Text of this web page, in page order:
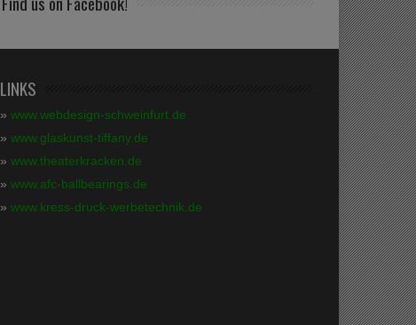
LINKS
» www.webdesign-schweinfurt.de
» www.glaskunst-tiffany.de
» www.theaterkracken.de
» www.afc-ballbearings.de
» www.kress-druck-werbetechnik.de